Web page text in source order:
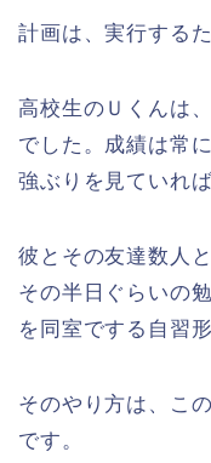
計画は、実行する
高校生のＵくんは
でした。成績は常
強ぶりを見ていれ
彼とその友達数人
その半日ぐらいの
を同室でする自習
そのやり方は、こ
です。